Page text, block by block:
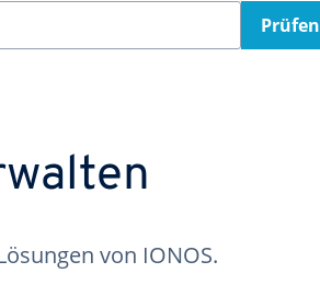
Prüfen
von IONOS.